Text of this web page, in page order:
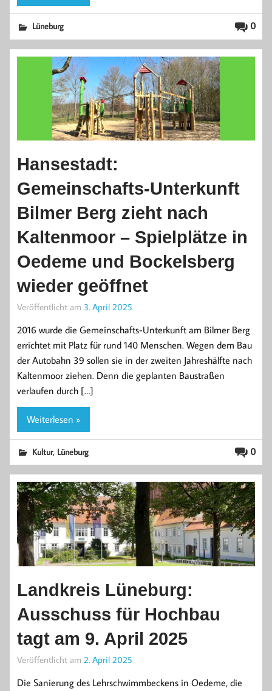
0
Lüneburg
Hansestadt:
Gemeinschafts-Unterkunft
Bilmer Berg zieht nach
Kaltenmoor – Spielplätze in
Oedeme und Bockelsberg
wieder geöffnet
Veröffentlicht am 3. April 2025
2016 wurde die Gemeinschafts-Unterkunft am Bilmer Berg
errichtet mit Platz für rund 140 Menschen. Wegen dem Bau
der Autobahn 39 sollen sie in der zweiten Jahreshälfte nach
Kaltenmoor ziehen. Denn die geplanten Baustraßen
verlaufen durch […]
Weiterlesen »
0
Kultur, Lüneburg
Landkreis Lüneburg:
Ausschuss für Hochbau
tagt am 9. April 2025
Veröffentlicht am 2. April 2025
Die Sanierung des Lehrschwimmbeckens in Oedeme, die